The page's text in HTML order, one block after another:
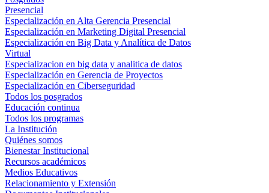
Presencial
Especialización en Alta Gerencia Presencial
Especialización en Marketing Digital Presencial
Especialización en Big Data y Analítica de Datos
Virtual
Especializacion en big data y analitica de datos
Especialización en Gerencia de Proyectos
Especialización en Ciberseguridad
Todos los posgrados
Educación continua
Todos los programas
La Institución
Quiénes somos
Bienestar Institucional
Recursos académicos
Medios Educativos
Relacionamiento y Extensión